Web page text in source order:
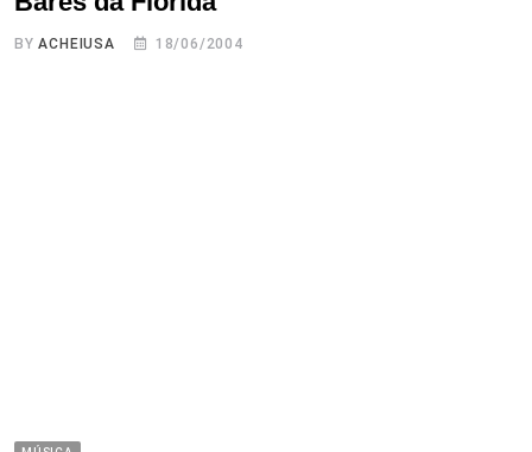
BYACHEIUSA 18/06/2004